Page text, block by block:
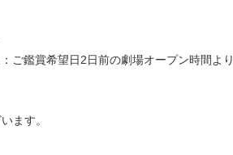
ご鑑賞希望日2日前の劇場オープン時間より
ます。